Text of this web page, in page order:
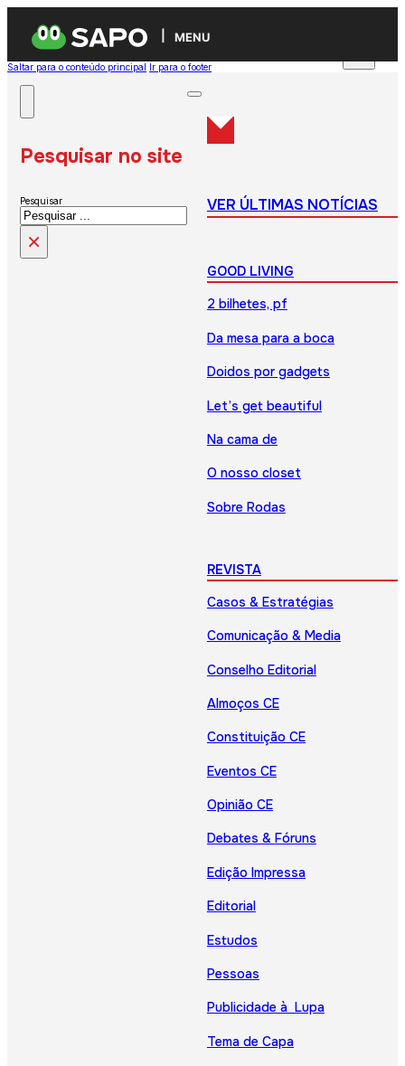
MENU
Saltar para o conteúdo principal Ir para o footer
Pesquisar no site
Pesquisar
×
VER ÚLTIMAS NOTÍCIAS
GOOD LIVING
2 bilhetes, pf
Da mesa para a boca
Doidos por gadgets
Let’s get beautiful
Na cama de
O nosso closet
Sobre Rodas
REVISTA
Casos & Estratégias
Comunicação & Media
Conselho Editorial
Almoços CE
Constituição CE
Eventos CE
Opinião CE
Debates & Fóruns
Edição Impressa
Editorial
Estudos
Pessoas
Publicidade à Lupa
Tema de Capa